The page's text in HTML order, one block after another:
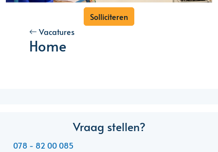
Solliciteren
Vacatures
Home
Vraag stellen?
078 - 82 00 085